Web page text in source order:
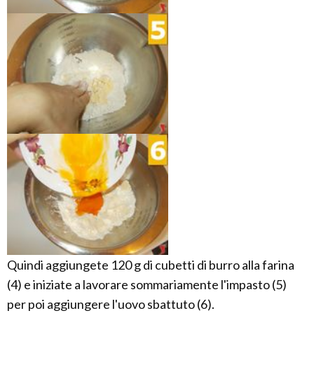
Quindi aggiungete 120 g di cubetti di burro alla farina
(4) e iniziate a lavorare sommariamente l'impasto (5)
per poi aggiungere l'uovo sbattuto (6).